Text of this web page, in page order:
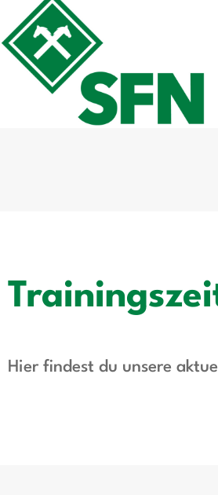
Hier findest du unsere